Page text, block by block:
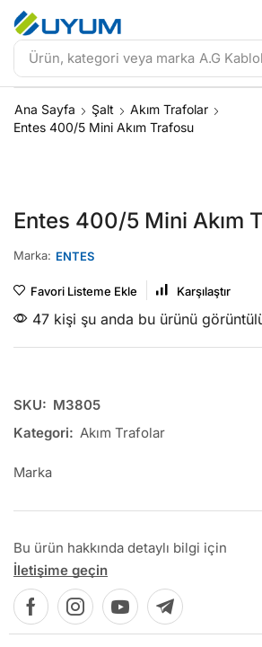
Ürün, kategori veya marka A.G
Ana Sayfa Şalt
Akım Trafolar
Entes 400/5 Mini Akım Trafosu
Entes 400/5 Mini Akım
Marka: ENTES
Favori Listeme Ekle Karşılaştır
47 kişi şu anda bu ürünü
SKU: M3805
Kategori: Akım Trafolar
Marka
Bu ürün hakkında detaylı bilgi için
İletişime geçin